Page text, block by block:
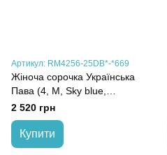
Артикул: RM4256-25DB*-*669
Жіноча сорочка Українська
Пава (4, M, Sky blue,
блакитний)
2 520 грн
Купити